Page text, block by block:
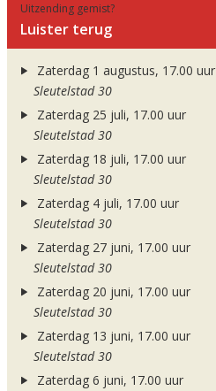
Uitzending gemist?
Luister terug
Zaterdag 1 augustus, 17.00 uur
Sleutelstad 30
Zaterdag 25 juli, 17.00 uur
Sleutelstad 30
Zaterdag 18 juli, 17.00 uur
Sleutelstad 30
Zaterdag 4 juli, 17.00 uur
Sleutelstad 30
Zaterdag 27 juni, 17.00 uur
Sleutelstad 30
Zaterdag 20 juni, 17.00 uur
Sleutelstad 30
Zaterdag 13 juni, 17.00 uur
Sleutelstad 30
Zaterdag 6 juni, 17.00 uur